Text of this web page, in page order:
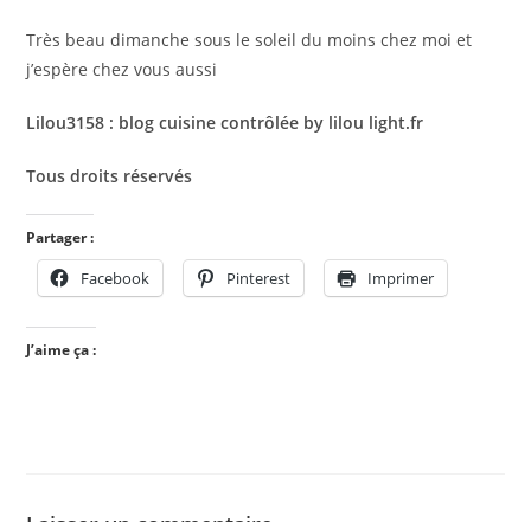
Très beau dimanche sous le soleil du moins chez moi et
j’espère chez vous aussi
Lilou3158 : blog cuisine contrôlée by lilou light.fr
Tous droits réservés
Partager :
Facebook Pinterest Imprimer
J’aime ça :